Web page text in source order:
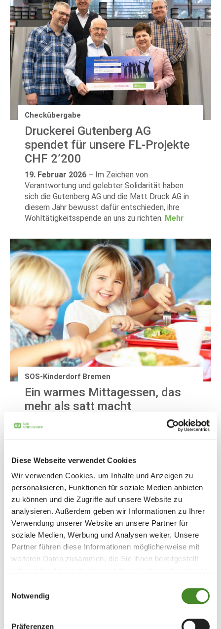
Diese Webseite verwendet Cookies
Wir verwenden Cookies, um Inhalte und Anzeigen zu
personalisieren, Funktionen für soziale Medien anbieten
zu können und die Zugriffe auf unsere Website zu
analysieren. Außerdem geben wir Informationen zu Ihrer
Verwendung unserer Website an unsere Partner für
soziale Medien, Werbung und Analysen weiter. Unsere
Partner führen diese Informationen möglicherweise mit
weiteren Daten zusammen, die Sie ihnen bereitgestellt
Notwendig
Präferenzen
Checkübergabe
Druckerei Gutenberg AG
spendet für unsere FL-Projekte
CHF 2’200
19. Februar 2026 – Im Zeichen von
Verantwortung und gelebter Solidarität haben
sich die Gutenberg AG und die Matt Druck AG in
diesem Jahr bewusst dafür entschieden, ihre
Wohltätigkeitsspende an uns zu richten. Mehr
SOS-Kinderdorf Bremen
Ein warmes Mittagessen, das
mehr als satt macht
16. Februar 2026
Der Mittagstisch ist ein
Angebot für rund 300 Familien in Bremen, die hier
Checkübergabe